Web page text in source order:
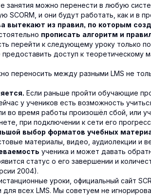
занятия можно перенести в любую
и они будут работать, как и в
вытекают из правил, по которым
прописать алгоритм и
перейти к следующему уроку только
доступ к теоретическому
переносить между разными LMS не
Если раньше пройти обучающие
у учеников есть возможность
во время работы произошёл сбой, или
при подключении к сети его прогресс
выбор форматов учебных
материалы, видео, аудиолекции и
ученика и может давать
статус о его завершении и
2004).
уроки, официальный сайт
всех LMS. Мы советуем не